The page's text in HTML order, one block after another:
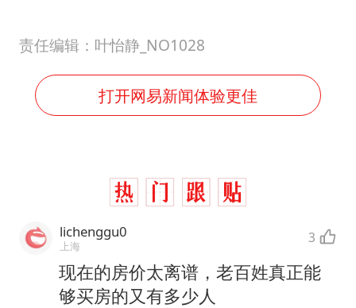
责任编辑：叶怡静_NO1028
打开网易新闻体验更佳
lichenggu0
上海 3
现在的房价太离谱，老百姓真正能
够买房的又有多少人